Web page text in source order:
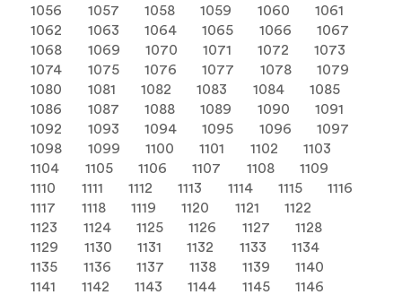
1056
1057 1058 1059 1060
1061
1062
1063 1064 1065 1066
1067
1068
1069 1070 1071 1072
1073
1074
1075 1076 1077 1078
1079
1080
1081 1082 1083 1084
1085
1086
1087 1088 1089 1090
1091
1092
1093 1094 1095 1096
1097
1098
1099 1100 1101 1102
1103
1104
1105 1106 1107 1108
1109
1110
1111 1112 1113 1114 1115
1116
1117
1118 1119 1120 1121
1122
1123
1124 1125 1126 1127
1128
1129
1130 1131 1132 1133
1134
1135
1136 1137 1138 1139
1140
1141
1142 1143 1144 1145
1146